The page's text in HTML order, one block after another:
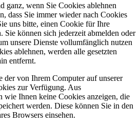
ganz, wenn Sie Cookies ablehnen
dass Sie immer wieder nach Cookies
uns bitte, einen Cookie für Ihre
Sie können sich jederzeit abmelden oder
unsere Dienste vollumfänglich nutzen
ablehnen, werden alle gesetzten
entfernt.
der von Ihrem Computer auf unserer
zur Verfügung. Aus
wie Ihnen keine Cookies anzeigen, die
werden. Diese können Sie in den
Browsers einsehen.